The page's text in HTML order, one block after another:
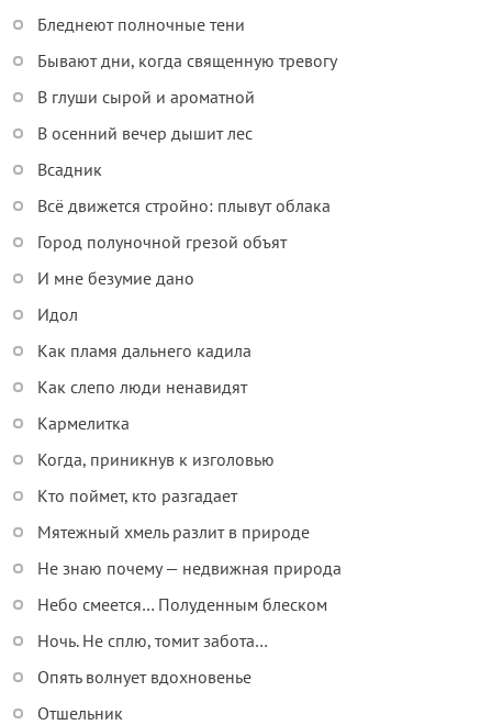
Бледнеют полночные тени
Бывают дни, когда священную тревогу
В глуши сырой и ароматной
В осенний вечер дышит лес
Всадник
Всё движется стройно: плывут облака
Город полуночной грезой объят
И мне безумие дано
Идол
Как пламя дальнего кадила
Как слепо люди ненавидят
Кармелитка
Когда, приникнув к изголовью
Кто поймет, кто разгадает
Мятежный хмель разлит в природе
Не знаю почему — недвижная природа
Небо смеется… Полуденным блеском
Ночь. Не сплю, томит забота…
Опять волнует вдохновенье
Отшельник